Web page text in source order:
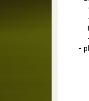
-